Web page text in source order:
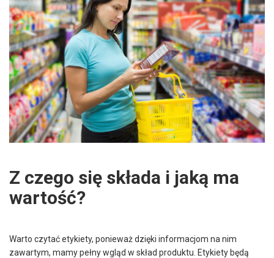
Z czego się składa i jaką ma
wartość?
Warto czytać etykiety, ponieważ dzięki informacjom na nim
zawartym, mamy pełny wgląd w skład produktu. Etykiety będą